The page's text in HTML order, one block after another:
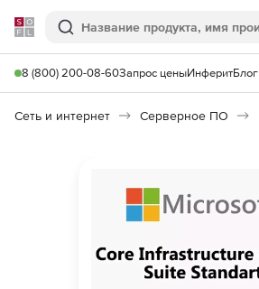
Softline
Поиск
8 (800) 200-08-60Запрос ценыИнферитБлог
Сеть и интернет Серверное ПО